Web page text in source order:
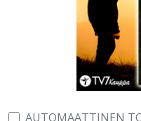
AUTOMAATTINEN